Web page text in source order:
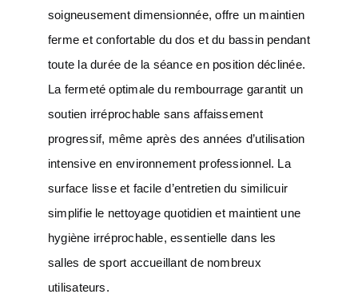
soigneusement dimensionnée, offre un maintien
ferme et confortable du dos et du bassin pendant
toute la durée de la séance en position déclinée.
La fermeté optimale du rembourrage garantit un
soutien irréprochable sans affaissement
progressif, même après des années d’utilisation
intensive en environnement professionnel. La
surface lisse et facile d’entretien du similicuir
simplifie le nettoyage quotidien et maintient une
hygiène irréprochable, essentielle dans les
salles de sport accueillant de nombreux
utilisateurs.